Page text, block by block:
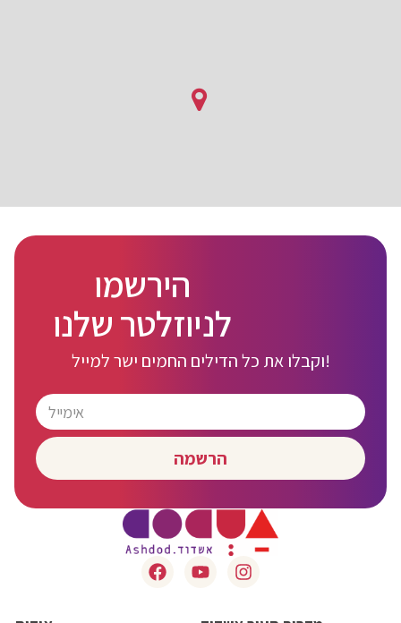
הירשמו
לניוזלטר שלנו
וקבלו את כל הדילים החמים ישר למייל!
הרשמה